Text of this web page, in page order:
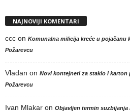
NAJNOVIJI KOMENTARI
ccc on Komunalna milicija kreće u
Požarevcu
Vladan on Novi kontejneri za staklo i karton
Požarevcu
Ivan Mlakar on Objavljen termin suzbijanja